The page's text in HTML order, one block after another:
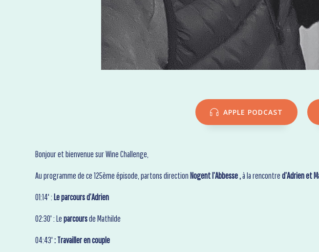
APPLE PODCAST
Bonjour et bienvenue sur Wine Challenge,
Au programme de ce 125ème épisode, partons direction Nogent l’Abbesse ,à la rencontred’Adrien et
01:14' : Le parcours d’Adrien
02:30' : Leparcoursde Mathilde
04:43': Travailler en couple